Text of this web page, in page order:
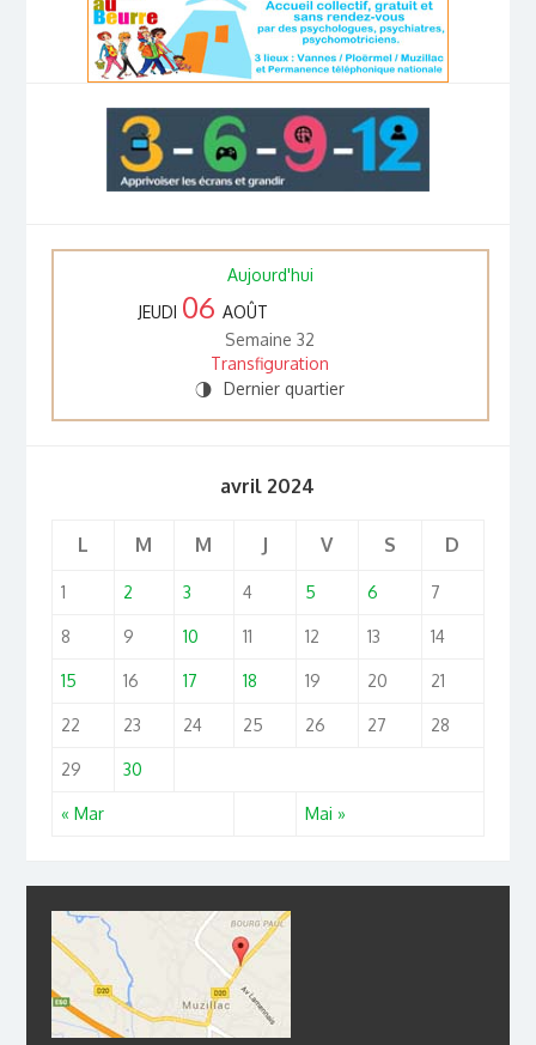
Aujourd'hui
JEUDI 06 AOÛT
Semaine 32
Transfiguration
T Dernier quartier
avril 2024
L M M J V S D
« Mar Mai »
1 2 3 4 5 6 7
8 9 10 11 12 13 14
15 16 17 18 19 20 21
22 23 24 25 26 27 28
29 30